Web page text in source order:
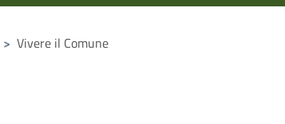
> Vivere il Comune